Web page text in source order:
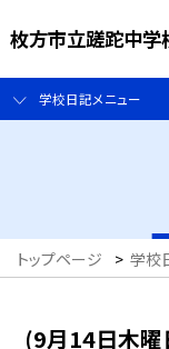
枚方市立蹉跎中学
学校日記メニュー
トップページ > 学校
(9月14日木曜